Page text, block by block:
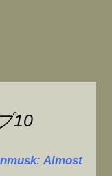
10
Almost